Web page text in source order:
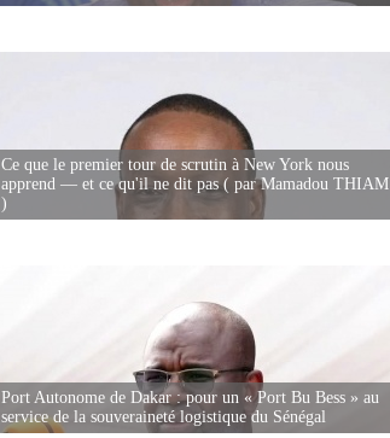
Ce que le premier tour de scrutin à New York nous
apprend — et ce qu'il ne dit pas ( par Mamadou THIAM
)
Port Autonome de Dakar : pour un « Port Bu Bess » au
service de la souveraineté logistique du Sénégal